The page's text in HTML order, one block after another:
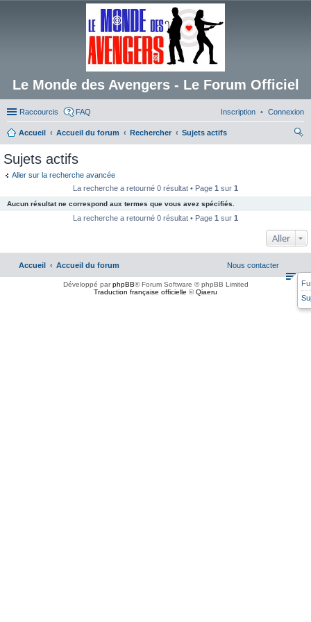
Le Monde des Avengers - Le Forum Officiel
Raccourcis FAQ Connexion
Inscription
Accueil Accueil du forum Rechercher
Sujets actifs
Sujets actifs
Aller sur la recherche avancée
La recherche a retourné 0 résultat • Page 1 sur 1
Aucun résultat ne correspond aux termes que vous avez spécifiés.
La recherche a retourné 0 résultat • Page 1 sur 1
Aller
Accueil Accueil du forum Nous contacter
Développé parphpBB® Forum Software © phpBB Limited
Traduction française officielle ©Qiaeru